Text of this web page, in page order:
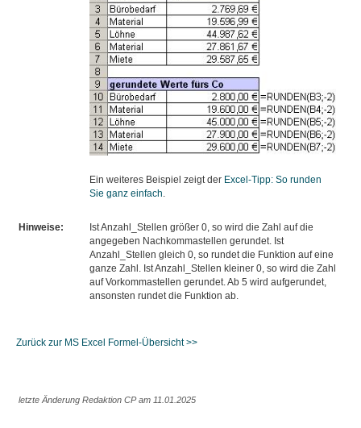
Ein weiteres Beispiel zeigt der Excel-Tipp: So runden
Sie ganz einfach.
Hinweise:
Ist Anzahl_Stellen größer 0, so wird die Zahl auf die
angegeben Nachkommastellen gerundet. Ist
Anzahl_Stellen gleich 0, so rundet die Funktion auf eine
ganze Zahl. Ist Anzahl_Stellen kleiner 0, so wird die Zahl
auf Vorkommastellen gerundet. Ab 5 wird aufgerundet,
ansonsten rundet die Funktion ab.
Zurück zur MS Excel Formel-Übersicht >>
letzte Änderung Redaktion CP am 11.01.2025